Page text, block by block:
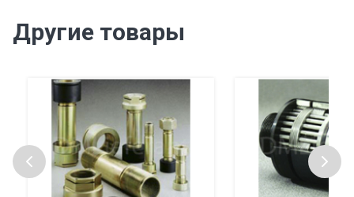
Другие товары